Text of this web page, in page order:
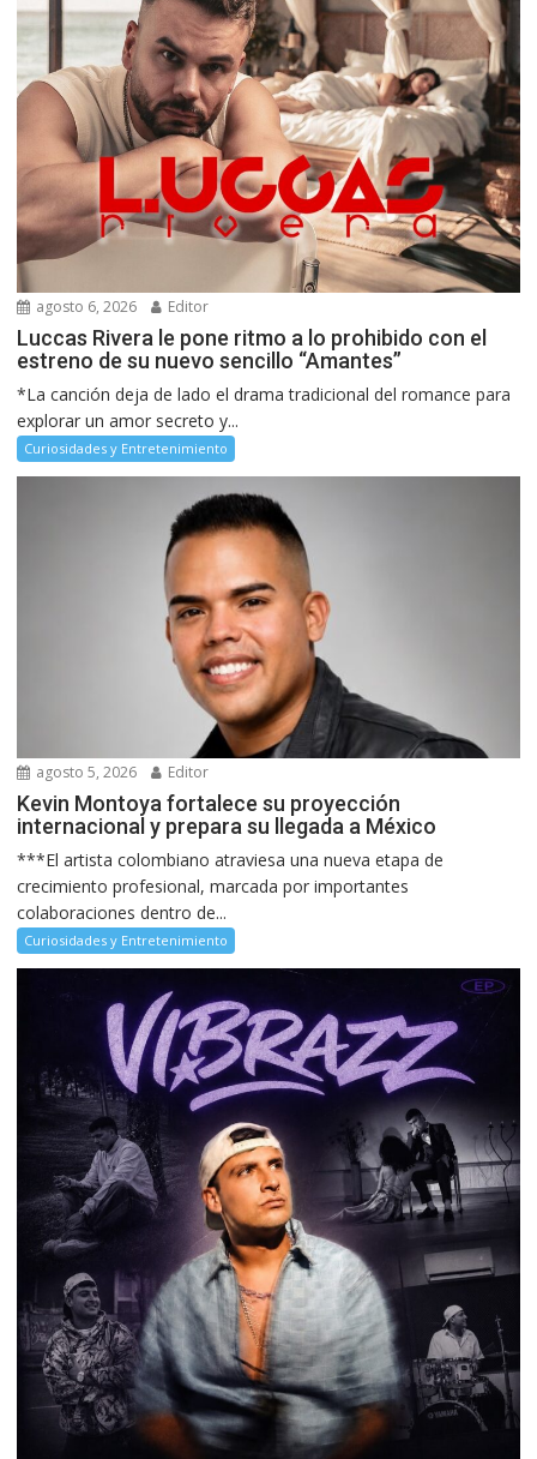
agosto 6, 2026 Editor
Luccas Rivera le pone ritmo a lo prohibido con el
estreno de su nuevo sencillo “Amantes”
*La canción deja de lado el drama tradicional del romance para
explorar un amor secreto y...
Curiosidades y Entretenimiento
agosto 5, 2026 Editor
Kevin Montoya fortalece su proyección
internacional y prepara su llegada a México
***El artista colombiano atraviesa una nueva etapa de
crecimiento profesional, marcada por importantes
colaboraciones dentro de...
Curiosidades y Entretenimiento